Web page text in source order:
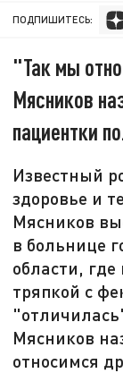
ПОДПИШИТЕСЬ:
"Так мы
Мясников
пациентки
Известный
здоровье и
Мясников
в больнице
области,
тряпкой с
Мясников
относимся